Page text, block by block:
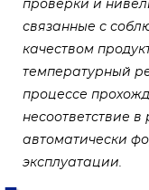
проверки и
связанные с
качеством
температурный
процессе
несоответствие
автоматически
эксплуатации.